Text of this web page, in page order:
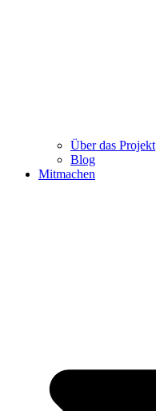
Über das Projekt
Blog
Mitmachen